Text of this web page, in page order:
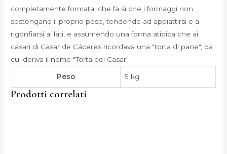
completamente formata, che fa sì che i formaggi non
sostengano il proprio peso, tendendo ad appiattirsi e a
rigonfiarsi ai lati, e assumendo una forma atipica che ai
casari di Casar de Cáceres ricordava una "torta di pane", da
cui deriva il nome "Torta del Casar".
Peso 5 kg
Prodotti correlati